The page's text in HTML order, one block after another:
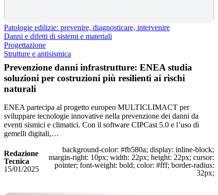
Patologie edilizie: prevenire, diagnosticare, intervenire
Danni e difetti di sistemi e materiali
Progettazione
Strutture e antisismica
Prevenzione danni infrastrutture: ENEA studia
soluzioni per costruzioni più resilienti ai rischi
naturali
ENEA partecipa al progetto europeo MULTICLIMACT per
sviluppare tecnologie innovative nella prevenzione dei danni da
eventi sismici e climatici. Con il software CIPCast 5.0 e l’uso di
gemelli digitali,…
Redazione
Tecnica
15/01/2025
background-color: #fb580a; display: inline-block;
margin-right: 10px; width: 22px; height: 22px; cursor:
pointer; font-weight: bold; color: #fff; border-radius:
32px;